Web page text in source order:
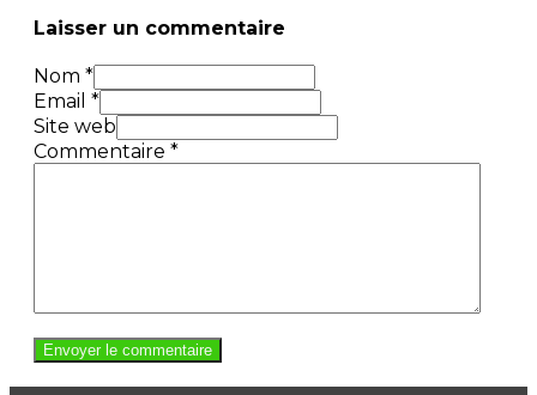
Laisser un commentaire
Nom *
Email *
Site web
Commentaire *